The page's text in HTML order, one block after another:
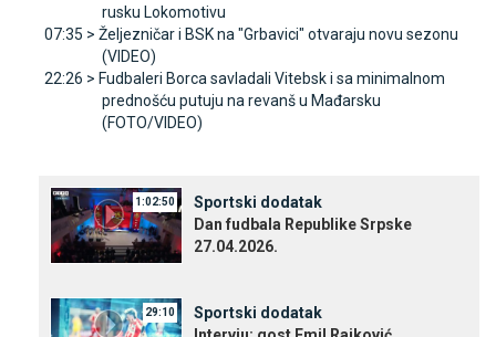
rusku Lokomotivu
07:35 > Željezničar i BSK na "Grbavici" otvaraju novu sezonu
(VIDEO)
22:26 > Fudbaleri Borca savladali Vitebsk i sa minimalnom
prednošću putuju na revanš u Mađarsku
(FOTO/VIDEO)
1:02:50
Sportski dodatak
Dan fudbala Republike Srpske
27.04.2026.
29:10
Sportski dodatak